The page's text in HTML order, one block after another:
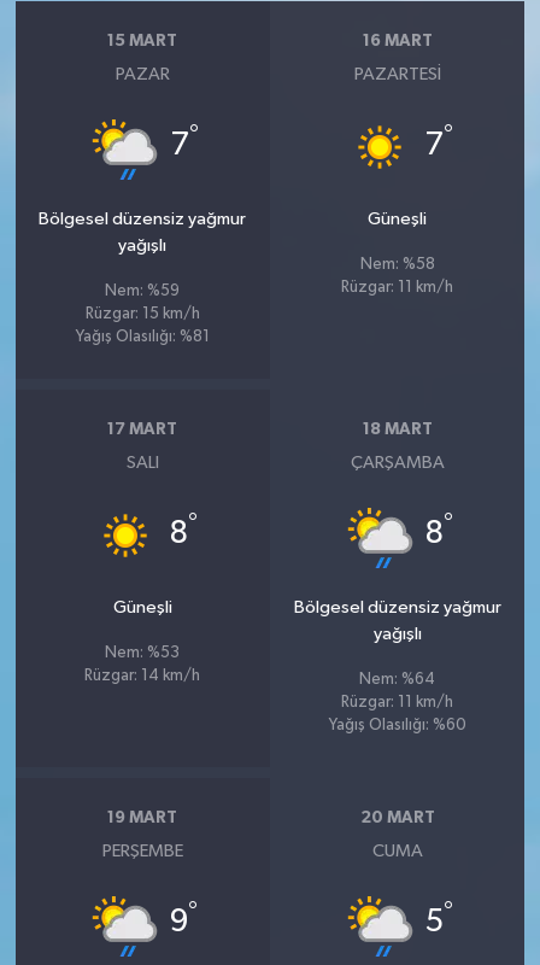
15 MART
PAZAR
7°
Bölgesel düzensiz yağmur
yağışlı
Nem: %59
Rüzgar: 15 km/h
Yağış Olasılığı: %81
16 MART
PAZARTESI
7°
Güneşli
Nem: %58
Rüzgar: 11 km/h
17 MART
SALI
8°
Güneşli
Nem: %53
Rüzgar: 14 km/h
18 MART
ÇARŞAMBA
8°
Bölgesel düzensiz yağmur
yağışlı
Nem: %64
Rüzgar: 11 km/h
Yağış Olasılığı: %60
19 MART
PERŞEMBE
9°
20 MART
CUMA
5°